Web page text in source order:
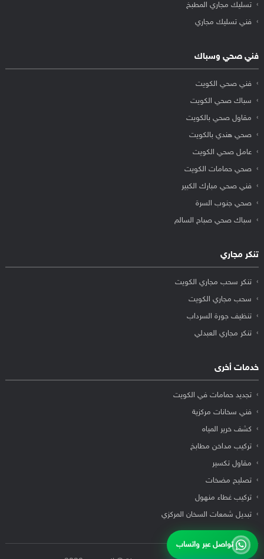
تسليك مجاري المطبخ
فني تسليك مجاري
فني صحي وسباك
فني صحي الكويت
سباك صحي الكويت
مقاول صحي بالكويت
صحي هندي بالكويت
عامل صحي الكويت
صحي حمامات الكويت
فني صحي مبارك الكبير
صحي جنوب السرة
سباك صحي صباح السالم
تنكر مجاري
تنكر سحب مجاري الكويت
سحب مجاري الكويت
تنظيف جورة السرداب
تنكر مجاري العبدلي
خدمات أخرى
تجديد حمامات في الكويت
فني سخانات مركزية
كشف خرير المياه
تركيب مداخن مطابخ
مقاول تكسير
تصليح مضخات
تركيب غطاء منهول
تبديل شمعات السخان المركزي
تواصل عبر واتساب